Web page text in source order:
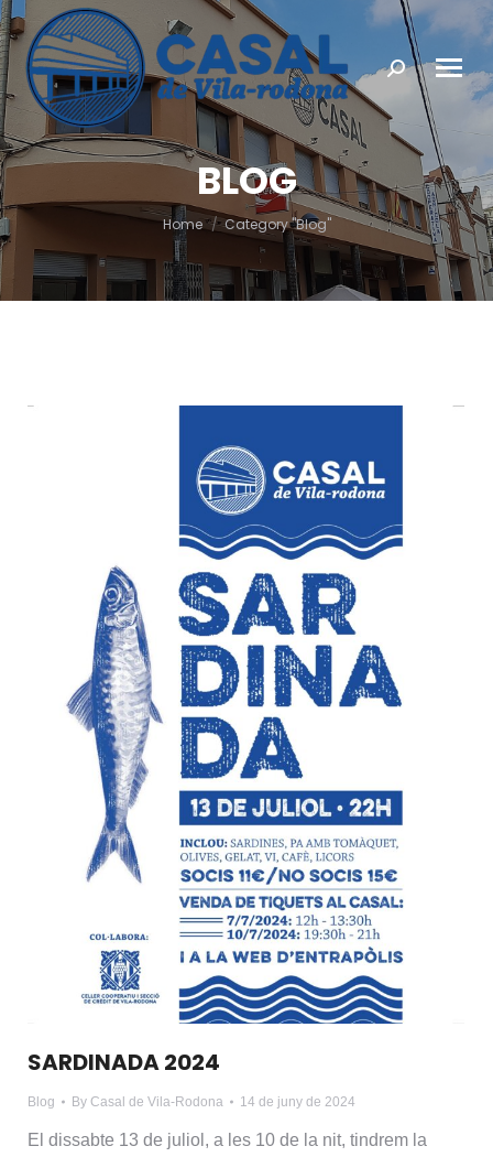
Search:
BLOG
You are here:
Home Category "Blog"
SARDINADA 2024
Blog By Casal de Vila-Rodona 14 de juny de 2024
El dissabte 13 de juliol, a les 10 de la nit, tindrem la